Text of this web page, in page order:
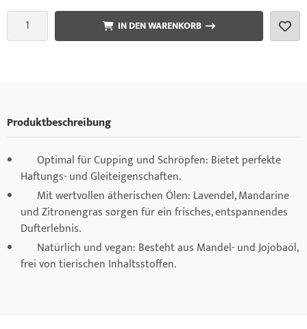
IN DEN WARENKORB
Produktbeschreibung
Optimal für Cupping und Schröpfen: Bietet perfekte
Haftungs- und Gleiteigenschaften.
Mit wertvollen ätherischen Ölen: Lavendel, Mandarine
und Zitronengras sorgen für ein frisches, entspannendes
Dufterlebnis.
Natürlich und vegan: Besteht aus Mandel- und Jojobaöl,
frei von tierischen Inhaltsstoffen.